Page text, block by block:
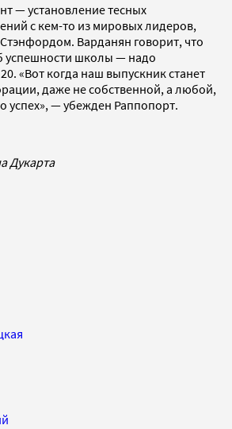
— установление тесных
с кем-то из мировых лидеров,
Варданян говорит, что
успешности школы — надо
«Вот когда наш выпускник станет
даже не собственной, а любой,
успех», — убежден Раппопорт.
Дукарта